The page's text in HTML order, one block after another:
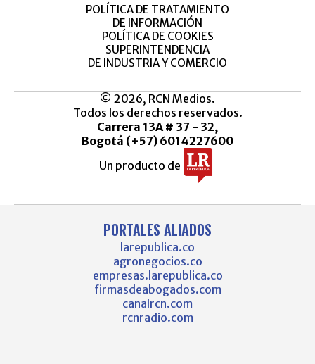
POLÍTICA DE TRATAMIENTO
DE INFORMACIÓN
POLÍTICA DE COOKIES
SUPERINTENDENCIA
DE INDUSTRIA Y COMERCIO
© 2026, RCN Medios.
Todos los derechos reservados.
Carrera 13A # 37 - 32,
Bogotá (+57) 6014227600
Un producto de
PORTALES ALIADOS
larepublica.co
agronegocios.co
empresas.larepublica.co
firmasdeabogados.com
canalrcn.com
rcnradio.com